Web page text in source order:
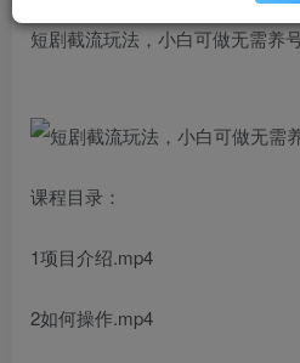
短剧截流玩法，小白可做无需养
课程目录：
1项目介绍.mp4
2如何操作.mp4